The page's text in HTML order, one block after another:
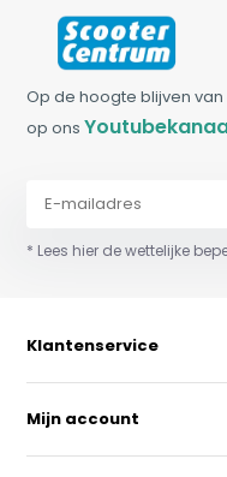
Op de hoogte blijven
op ons
* Lees hier de wettelijke
Klantenservice
Mijn account